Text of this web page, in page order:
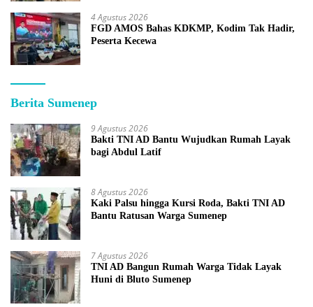
4 Agustus 2026
FGD AMOS Bahas KDKMP, Kodim Tak Hadir,
Peserta Kecewa
Berita Sumenep
9 Agustus 2026
Bakti TNI AD Bantu Wujudkan Rumah Layak
bagi Abdul Latif
8 Agustus 2026
Kaki Palsu hingga Kursi Roda, Bakti TNI AD
Bantu Ratusan Warga Sumenep
7 Agustus 2026
TNI AD Bangun Rumah Warga Tidak Layak
Huni di Bluto Sumenep